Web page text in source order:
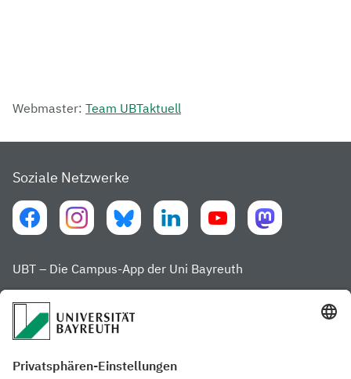
Webmaster: Team UBTaktuell
Soziale Netzwerke
UBT – Die Campus-App der Uni Bayreuth
Häufig besuchte Seiten